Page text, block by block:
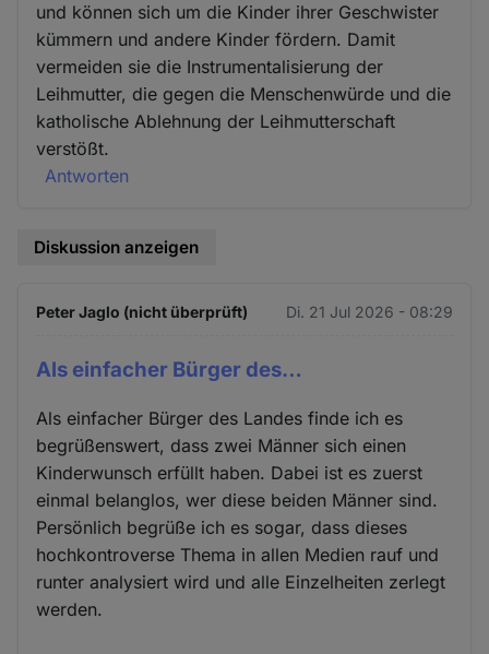
und können sich um die Kinder ihrer Geschwister
kümmern und andere Kinder fördern. Damit
vermeiden sie die Instrumentalisierung der
Leihmutter, die gegen die Menschenwürde und die
katholische Ablehnung der Leihmutterschaft
verstößt.
Antworten
Diskussion anzeigen
Peter Jaglo (nicht überprüft) Di. 21 Jul 2026 - 08:29
Als einfacher Bürger des…
Als einfacher Bürger des Landes finde ich es
begrüßenswert, dass zwei Männer sich einen
Kinderwunsch erfüllt haben. Dabei ist es zuerst
einmal belanglos, wer diese beiden Männer sind.
Persönlich begrüße ich es sogar, dass dieses
hochkontroverse Thema in allen Medien rauf und
runter analysiert wird und alle Einzelheiten zerlegt
werden.